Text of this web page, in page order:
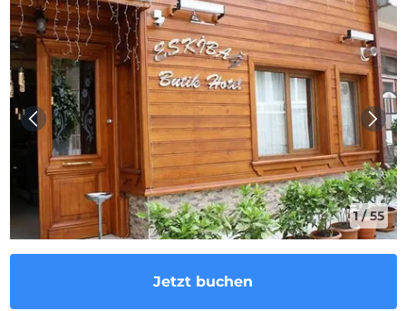
1/55
Jetzt buchen